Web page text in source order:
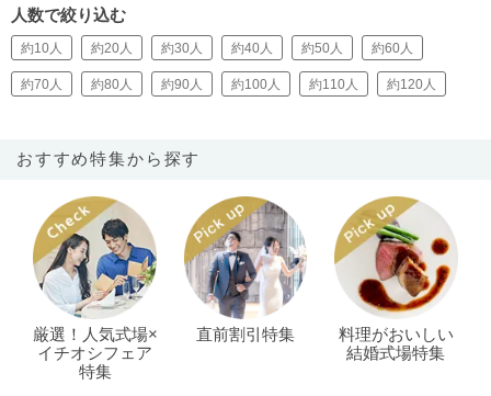
人数で絞り込む
約10人 約20人 約30人 約40人 約50人 約60人
約70人 約80人 約90人 約100人 約110人 約120人
おすすめ特集から探す
厳選！人気式場×
イチオシフェア
特集
直前割引特集
料理がおいしい
結婚式場特集